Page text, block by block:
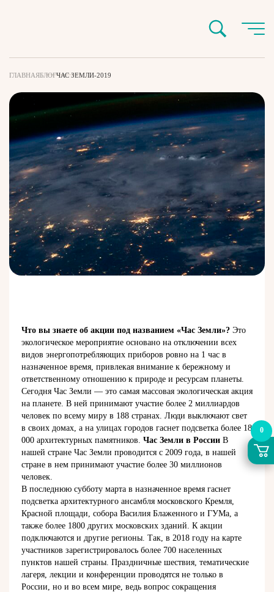
ГЛАВНАЯБЛОГЧАС ЗЕМЛИ-2019
Что вы знаете об акции под названием «Час Земли»? Это
экологическое мероприятие основано на отключении всех
видов энергопотребляющих приборов ровно на 1 час в
назначенное время, привлекая внимание к бережному и
ответственному отношению к природе и ресурсам планеты.
Сегодня Час Земли — это самая массовая экологическая акция
на планете. В ней принимают участие более 2 миллиардов
человек по всему миру в 188 странах. Люди выключают свет
в своих домах, а на улицах городов гаснет подсветка более 18
000 архитектурных памятников. Час Земли в России В
нашей стране Час Земли проводится с 2009 года, в нашей
стране в нем принимают участие более 30 миллионов
человек.
В последнюю субботу марта в назначенное время гаснет
подсветка архитектурного ансамбля московского Кремля,
Красной площади, собора Василия Блаженного и ГУМа, а
также более 1800 других московских зданий. К акции
подключаются и другие регионы. Так, в 2018 году на карте
участников зарегистрировалось более 700 населенных
пунктов нашей страны. Праздничные шествия, тематические
лагеря, лекции и конференции проводятся не только в
России, но и во всем мире, ведь вопрос сокращения
0